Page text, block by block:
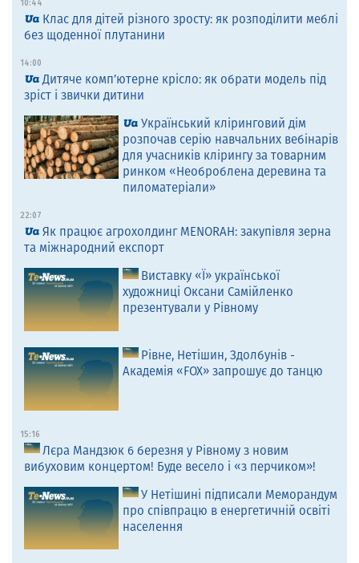
10:44
Клас для дітей різного зросту: як розподілити меблі
без щоденної плутанини
14:00
Дитяче комп’ютерне крісло: як обрати модель під
зріст і звички дитини
Український кліринговий дім
розпочав серію навчальних вебінарів
для учасників клірингу за товарним
ринком «Необроблена деревина та
пиломатеріали»
22:07
Як працює агрохолдинг MENORAH: закупівля зерна
та міжнародний експорт
Виставку «Ї» української
художниці Оксани Самійленко
презентували у Рівному
Рівне, Нетішин, Здолбунів -
Академія «FOX» запрошує до танцю
15:16
Лєра Мандзюк 6 березня у Рівному з новим
вибуховим концертом! Буде весело і «з перчиком»!
У Нетішині підписали Меморандум
про співпрацю в енергетичній освіті
населення